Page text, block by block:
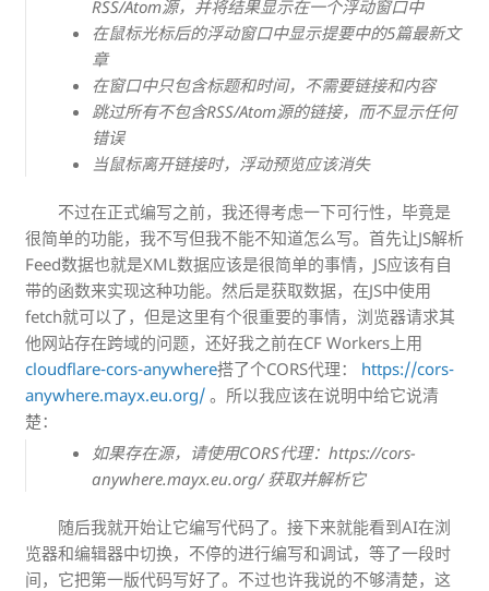
RSS/Atom源，并将结果显示在一个浮动窗口中
在鼠标光标后的浮动窗口中显示提要中的5篇最新文
章
在窗口中只包含标题和时间，不需要链接和内容
跳过所有不包含RSS/Atom源的链接，而不显示任何
错误
当鼠标离开链接时，浮动预览应该消失
不过在正式编写之前，我还得考虑一下可行性，毕竟是
很简单的功能，我不写但我不能不知道怎么写。首先让JS解析
Feed数据也就是XML数据应该是很简单的事情，JS应该有自
带的函数来实现这种功能。然后是获取数据，在JS中使用
fetch就可以了，但是这里有个很重要的事情，浏览器请求其
他网站存在跨域的问题，还好我之前在CF Workers上用
cloudflare-cors-anywhere搭了个CORS代理： https://cors-
anywhere.mayx.eu.org/ 。所以我应该在说明中给它说清
楚：
如果存在源，请使用CORS代理：https://cors-
anywhere.mayx.eu.org/ 获取并解析它
随后我就开始让它编写代码了。接下来就能看到AI在浏
览器和编辑器中切换，不停的进行编写和调试，等了一段时
间，它把第一版代码写好了。不过也许我说的不够清楚，这